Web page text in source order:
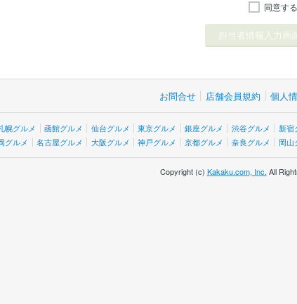
同意する
お問合せ 店舗会員規約 個人
幌グルメ 函館グルメ 仙台グルメ 東京グルメ 銀座グルメ 渋谷グルメ 新宿
グルメ 名古屋グルメ 大阪グルメ 神戸グルメ 京都グルメ 奈良グルメ 岡山
Copyright (c) Kakaku.com, Inc. All